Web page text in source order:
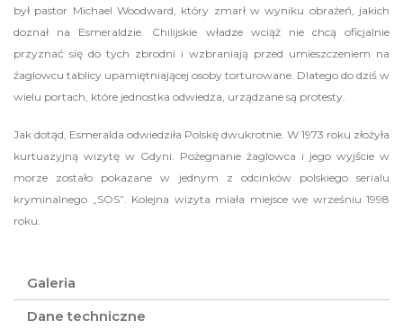
był pastor Michael Woodward, który zmarł w wyniku obrażeń, jakich
doznał na Esmeraldzie. Chilijskie władze wciąż nie chcą oficjalnie
przyznać się do tych zbrodni i wzbraniają przed umieszczeniem na
żaglowcu tablicy upamiętniającej osoby torturowane. Dlatego do dziś w
wielu portach, które jednostka odwiedza, urządzane są protesty.
Jak dotąd, Esmeralda odwiedziła Polskę dwukrotnie. W 1973 roku złożyła
kurtuazyjną wizytę w Gdyni. Pożegnanie żaglowca i jego wyjście w
morze zostało pokazane w jednym z odcinków polskiego serialu
kryminalnego „SOS”. Kolejna wizyta miała miejsce we wrześniu 1998
roku.
Galeria
Dane techniczne